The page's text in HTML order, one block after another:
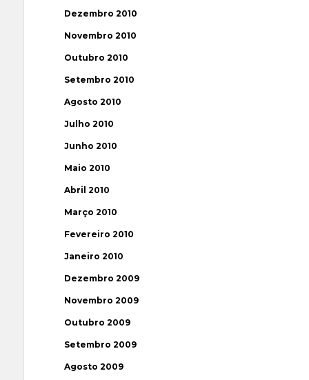
Dezembro 2010
Novembro 2010
Outubro 2010
Setembro 2010
Agosto 2010
Julho 2010
Junho 2010
Maio 2010
Abril 2010
Março 2010
Fevereiro 2010
Janeiro 2010
Dezembro 2009
Novembro 2009
Outubro 2009
Setembro 2009
Agosto 2009